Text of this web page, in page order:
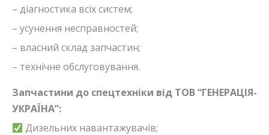
– діагностика всіх систем;
– усунення несправностей;
– власний склад запчастин;
– технічне обслуговування.
Запчастини до спецтехніки від ТОВ “ГЕНЕРАЦІЯ-
УКРАЇНА”:
Дизельних навантажувачів;